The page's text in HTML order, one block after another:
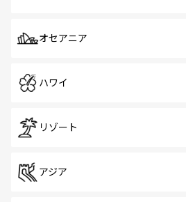
オセアニア
ハワイ
リゾート
アジア